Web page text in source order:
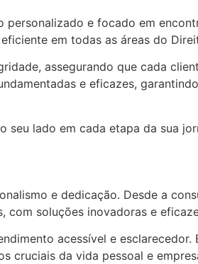
e focado em
em todas as áreas do
assegurando que cada
e eficazes,
seu lado em cada etapa da sua
e dedicação. Desde a
com soluções inovadoras e
acessível e esclarecedor.
cruciais da vida pessoal e